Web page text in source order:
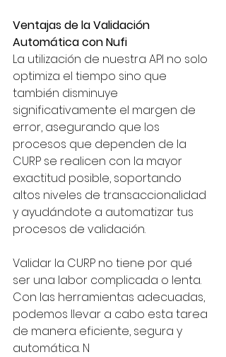
Ventajas de la Validación
Automática con Nufi
La utilización de nuestra API no solo
optimiza el tiempo sino que
también disminuye
significativamente el margen de
error, asegurando que los
procesos que dependen de la
CURP se realicen con la mayor
exactitud posible, soportando
altos niveles de transaccionalidad
y ayudándote a automatizar tus
procesos de validación.
Validar la CURP no tiene por qué
ser una labor complicada o lenta.
Con las herramientas adecuadas,
podemos llevar a cabo esta tarea
de manera eficiente, segura y
automática. N